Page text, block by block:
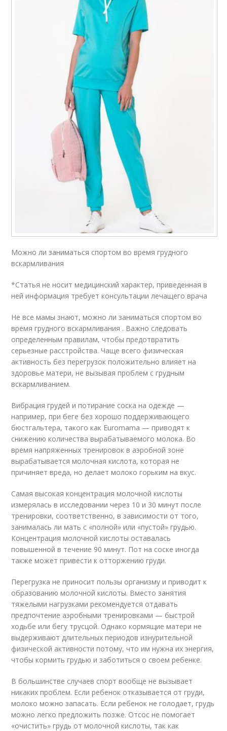
Можно ли заниматься спортом во время грудного
вскармливания
*Статья не носит медицинский характер, приведенная в
ней информация требует консультации лечащего врача
Не все мамы знают, можно ли заниматься спортом во
время грудного вскармливания . Важно следовать
определенным правилам, чтобы предотвратить
серьезные расстройства. Чаще всего физическая
активность без перегрузок положительно влияет на
здоровье матери, не вызывая проблем с грудным
вскармливанием.
Вибрация грудей и потирание соска на одежде —
например, при беге без хорошо поддерживающего
бюстгальтера, такого как Euromama — приводят к
снижению количества вырабатываемого молока. Во
время напряженных тренировок в аэробной зоне
вырабатывается молочная кислота, которая не
причиняет вреда, но делает молоко горьким на вкус.
Самая высокая концентрация молочной кислоты
измерялась в исследовании через 10 и 30 минут после
тренировки, соответственно, в зависимости от того,
занималась ли мать с «полной» или «пустой» грудью.
Концентрация молочной кислоты оставалась
повышенной в течение 90 минут. Пот на соске иногда
также может привести к отторжению груди.
Перегрузка не приносит пользы организму и приводит к
образованию молочной кислоты. Вместо занятия
тяжелыми нагрузками рекомендуется отдавать
предпочтение аэробными тренировками — быстрой
ходьбе или бегу трусцой. Однако кормящие матери не
выдерживают длительных периодов изнурительной
физической активности потому, что им нужна их энергия,
чтобы кормить грудью и заботиться о своем ребенке.
В большинстве случаев спорт вообще не вызывает
никаких проблем. Если ребенок отказывается от груди,
молоко можно запасать. Если ребенок не голодает, грудь
можно легко предложить позже. Отсос не помогает
«очистить» грудь от молочной кислоты, так как